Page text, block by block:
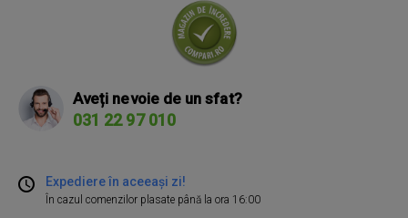
Aveți nevoie de un sfat?
031 22 97 010
Expediere în aceeași zi!
În cazul comenzilor plasate până la ora 16:00